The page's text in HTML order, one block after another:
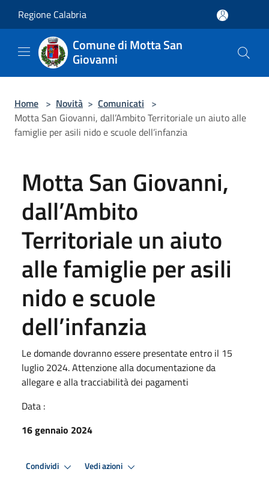
Regione Calabria
Comune di Motta San
Giovanni
Home > Novità > Comunicati >
Motta San Giovanni, dall’Ambito Territoriale un aiuto alle
famiglie per asili nido e scuole dell’infanzia
Motta San Giovanni,
dall’Ambito
Territoriale un aiuto
alle famiglie per asili
nido e scuole
dell’infanzia
Le domande dovranno essere presentate entro il 15
luglio 2024. Attenzione alla documentazione da
allegare e alla tracciabilità dei pagamenti
Data :
16 gennaio 2024
Condividi Vedi azioni